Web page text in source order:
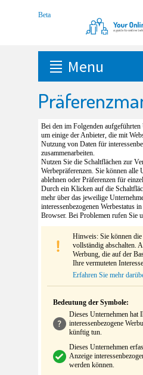
Menu
Bei den im Folgenden aufgeführten
um einige der Anbieter, die mit
Nutzung von Daten für
zusammenarbeiten.
Nutzen Sie die Schaltflächen zur
Werbepräferenzen. Sie können alle
ablehnen oder Präferenzen für
Durch ein Klicken auf die
mehr über das jeweilige
interessenbezogenen Werbestatus
Browser. Bei Problemen rufen Sie
Hinweis: Sie können
vollständig abschalten.
Werbung, die auf der
Ihre vermuteten
Erfahren Sie mehr
Bedeutung der Symbole:
Dieses Unternehmen hat
interessenbezogene
künftig tun.
Dieses Unternehmen
Anzeige
werden können.